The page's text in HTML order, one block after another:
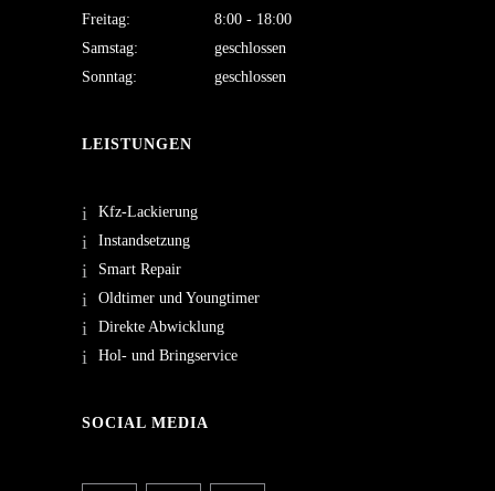
Freitag:
8:00 - 18:00
Samstag:
geschlossen
Sonntag:
geschlossen
LEISTUNGEN
Kfz-Lackierung
Instandsetzung
Smart Repair
Oldtimer und Youngtimer
Direkte Abwicklung
Hol- und Bringservice
SOCIAL MEDIA